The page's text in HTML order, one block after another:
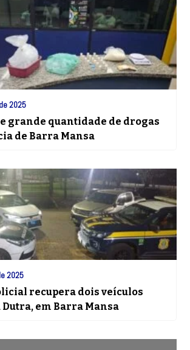
2025
grande quantidade de drogas
de Barra Mansa
2025
recupera dois veículos
em Barra Mansa